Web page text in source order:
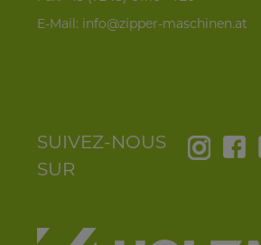
E-Mail: info@zipper-maschinen.at
SUIVEZ-NOUS
SUR